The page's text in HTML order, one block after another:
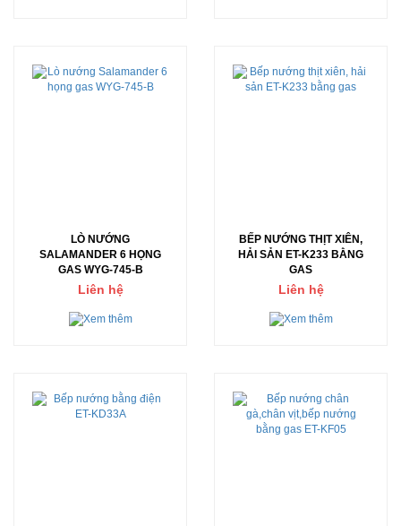
LÒ NƯỚNG
SALAMANDER 6 HỌNG
GAS WYG-745-B
Liên hệ
BẾP NƯỚNG THỊT XIÊN,
HẢI SẢN ET-K233 BẰNG
GAS
Liên hệ